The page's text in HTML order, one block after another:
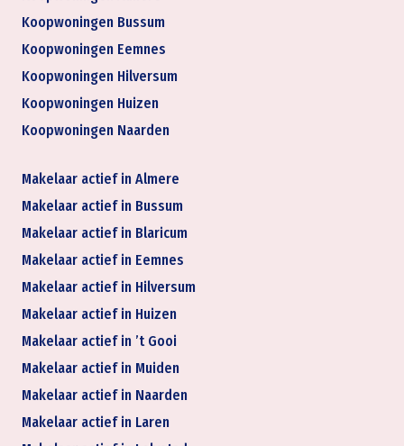
Koopwoningen Bussum
Koopwoningen Eemnes
Koopwoningen Hilversum
Koopwoningen Huizen
Koopwoningen Naarden
Makelaar actief in Almere
Makelaar actief in Bussum
Makelaar actief in Blaricum
Makelaar actief in Eemnes
Makelaar actief in Hilversum
Makelaar actief in Huizen
Makelaar actief in ’t Gooi
Makelaar actief in Muiden
Makelaar actief in Naarden
Makelaar actief in Laren